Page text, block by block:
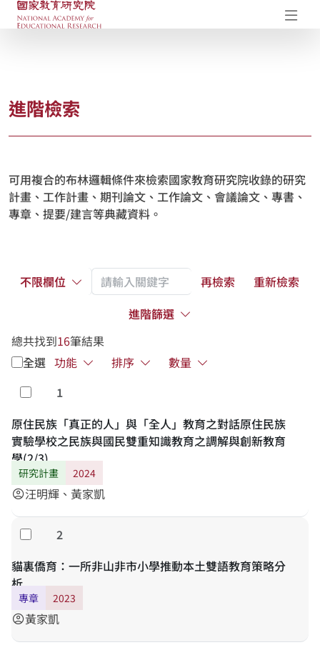
國家教育研究院-研究成果典藏庫
進階檢索
可用複合的布林邏輯條件來檢索國家教育研究院收錄的研究
計畫、工作計畫、期刊論文、工作論文、會議論文、專書、
專章、提要/建言等典藏資料。
不限欄位 再檢索
重新檢索
進階篩選
總共找到16筆結果
全選 功能 排序
數量
勾選
1
原住民族「真正的人」與「全人」教育之對話原住民族
實驗學校之民族與國民雙重知識教育之調解與創新教育
學(2/3)
研究計畫 2024
account_circle汪明輝、黃家凱
勾選
2
貓裏僑育：一所非山非市小學推動本土雙語教育策略分
析
專章 2023
account_circle黃家凱